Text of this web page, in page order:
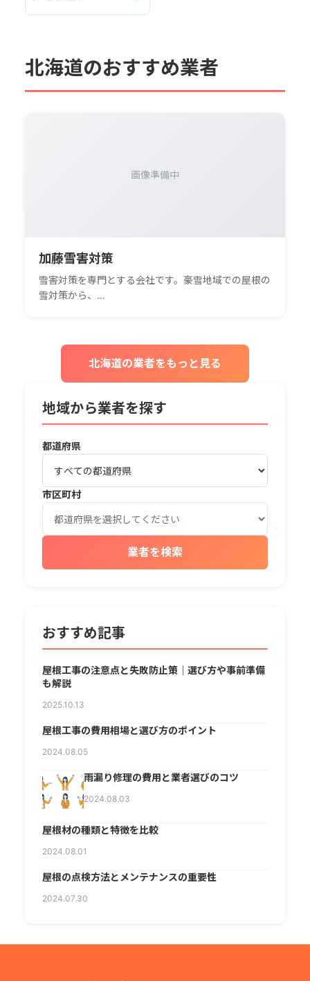
北海道のおすすめ業者
画像準備中
加藤雪害対策
雪害対策を専門とする会社です。豪雪地域での屋根の
雪対策から、…
北海道の業者をもっと見る
地域から業者を探す
都道府県
市区町村
業者を検索
おすすめ記事
屋根工事の注意点と失敗防止策｜選び方や事前準備
も解説
2025.10.13
屋根工事の費用相場と選び方のポイント
2024.08.05
雨漏り修理の費用と業者選びのコツ
2024.08.03
屋根材の種類と特徴を比較
2024.08.01
屋根の点検方法とメンテナンスの重要性
2024.07.30